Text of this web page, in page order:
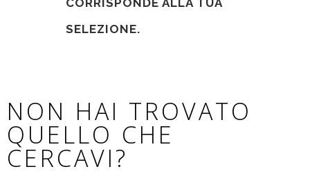
CORRISPONDE ALLA TUA
SELEZIONE.
NON HAI TROVATO
QUELLO CHE
CERCAVI?